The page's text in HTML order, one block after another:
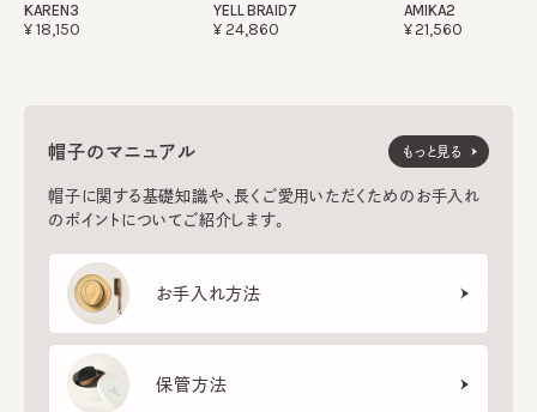
KAREN3
¥18,150
YELL BRAID7
¥24,860
AMIKA2
¥21,560
帽子のマニュアル
帽子に関する基礎知識や、長くご愛用いただくためのお手入れ
のポイントについてご紹介します。
お手入れ方法
保管方法
もっと見る